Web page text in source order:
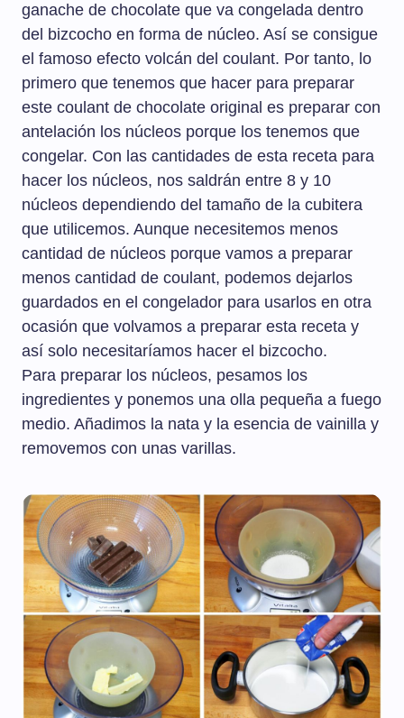
ganache de chocolate que va congelada dentro
del bizcocho en forma de núcleo. Así se consigue
el famoso efecto volcán del coulant. Por tanto, lo
primero que tenemos que hacer para preparar
este coulant de chocolate original es preparar con
antelación los núcleos porque los tenemos que
congelar. Con las cantidades de esta receta para
hacer los núcleos, nos saldrán entre 8 y 10
núcleos dependiendo del tamaño de la cubitera
que utilicemos. Aunque necesitemos menos
cantidad de núcleos porque vamos a preparar
menos cantidad de coulant, podemos dejarlos
guardados en el congelador para usarlos en otra
ocasión que volvamos a preparar esta receta y
así solo necesitaríamos hacer el bizcocho.
Para preparar los núcleos, pesamos los
ingredientes y ponemos una olla pequeña a fuego
medio. Añadimos la nata y la esencia de vainilla y
removemos con unas varillas.